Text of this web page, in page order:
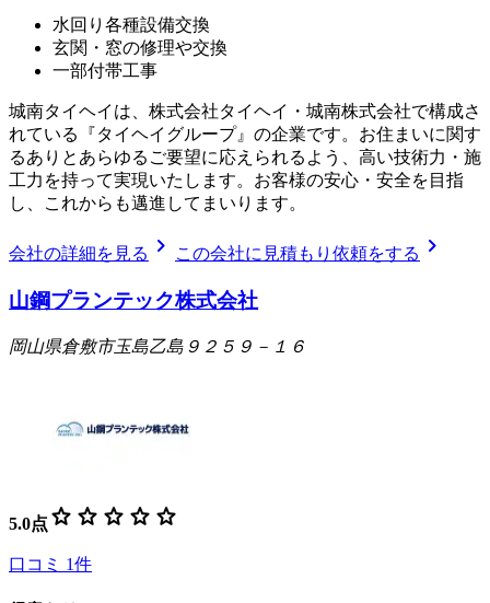
水回り各種設備交換
玄関・窓の修理や交換
一部付帯工事
城南タイヘイは、株式会社タイヘイ・城南株式会社で構成さ
れている『タイヘイグループ』の企業です。お住まいに関す
るありとあらゆるご要望に応えられるよう、高い技術力・施
工力を持って実現いたします。お客様の安心・安全を目指
し、これからも邁進してまいります。
会社の詳細を見る chevron_right この会社に見積もり依頼をする chevron_right
山鋼プランテック株式会社
岡山県倉敷市玉島乙島９２５９－１６
5.0点 star star star star star
口コミ 1件